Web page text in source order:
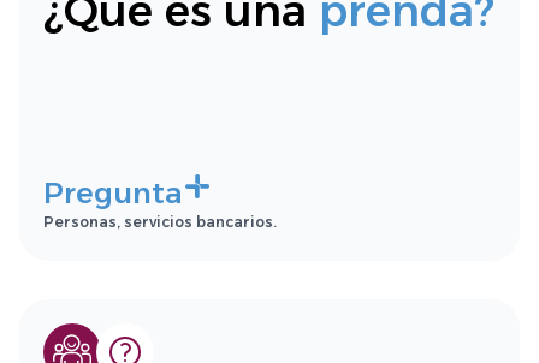
¿Qué es una prenda?
Pregunta
Personas, servicios bancarios.